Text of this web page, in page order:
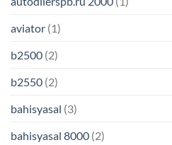
aviator (1)
b2500 (2)
b2550 (2)
bahisyasal (3)
bahisyasal 8000 (2)